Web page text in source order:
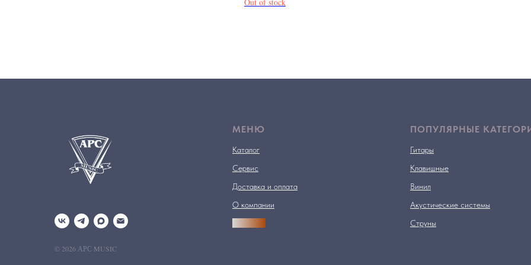
© 2026 АРС MUSIC
МЕНЮ
Каталог
Сервис
Доставка и оплата
О компании
ПОПУЛЯРНЫЕ
Гитары
Клавишные
Винил
Акустические системы
Струны